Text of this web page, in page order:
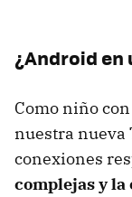
¿Android en
Como niño
nuestra nueva
conexiones
complejas y la